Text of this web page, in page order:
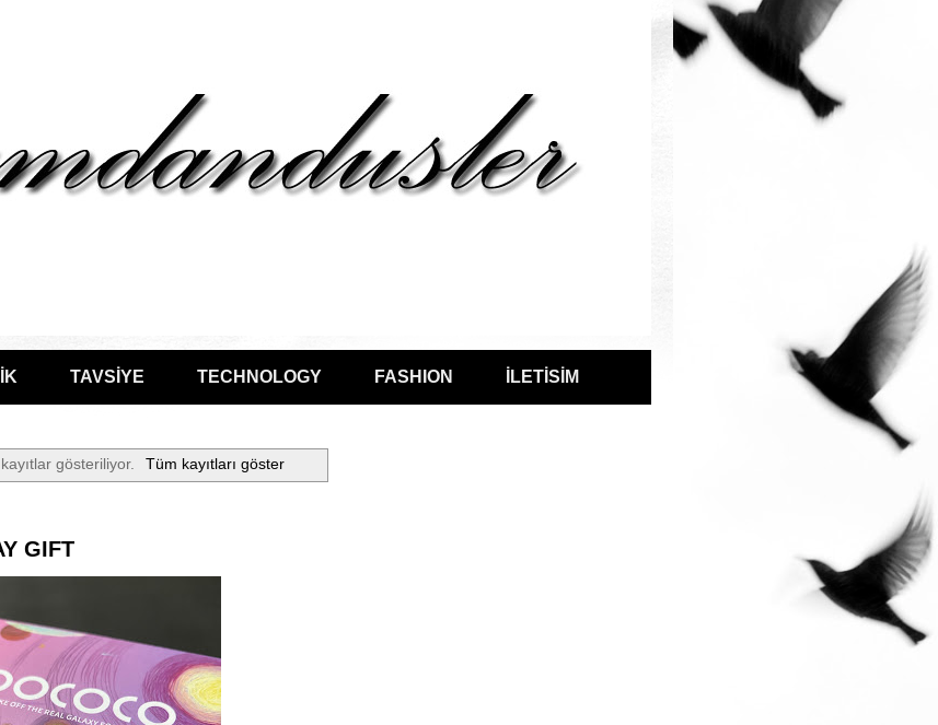
TAVSİYE TECHNOLOGY FASHION İLETİSİM
gösteriliyor. Tüm kayıtları göster
GIFT